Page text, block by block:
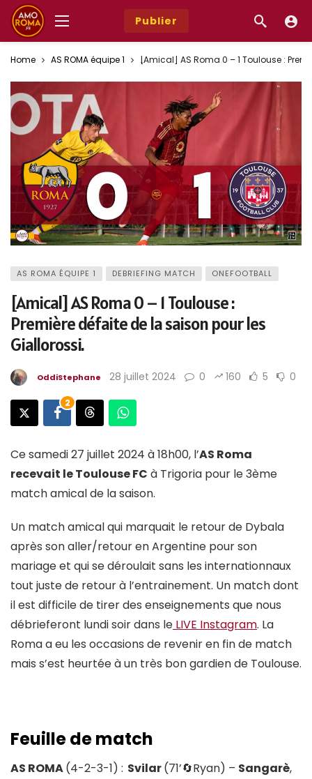
Publier
Home AS ROMA équipe 1 [Amical] AS Roma 0 – 1 Toulouse :
AS ROMA ÉQUIPE 1 DEBRIEFING MATCH ONEFOOTBALL
[Amical] AS Roma 0 – 1 Toulouse :
Première défaite de la saison pour les
Giallorossi.
OddiStephane 28 juillet 2024 0 160 5 0
2
Ce samedi 27 juillet 2024 à 18h00, l’AS Roma
recevait le Toulouse FC à Trigoria pour le 3ème
match amical de la saison.
Un match amical qui marquait le retour de Dybala
après son aller/retour en Argentine pour son
mariage et qui se déroulait sans les internationnaux
tout juste de retour à l’entrainement. Un match dont
il est difficile de tirer des enseignements que nous
débrieferont lundi soir dans le LIVE Instagram. La
Roma a eu les occasions de revenir en fin de match
mais s’est heurtée à un très bon gardien de Toulouse.
Feuille de match
AS ROMA(4-2-3-1) : Svilar(71’🔄️Ryan) – Sangarè,